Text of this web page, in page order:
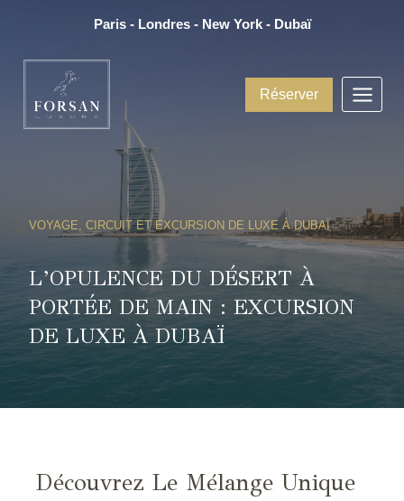
Paris - Londres - New York - Dubaï
Réserver
VOYAGE, CIRCUIT ET EXCURSION DE LUXE À DUBAÏ
L’OPULENCE DU DÉSERT À
PORTÉE DE MAIN : EXCURSION
DE LUXE À DUBAÏ
Découvrez Le Mélange Unique